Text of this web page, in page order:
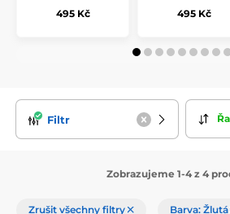
495 Kč 495 Kč
Filtr
Zobrazujeme 1-4 z 4
Zrušit všechny filtry Barva: Žlutá